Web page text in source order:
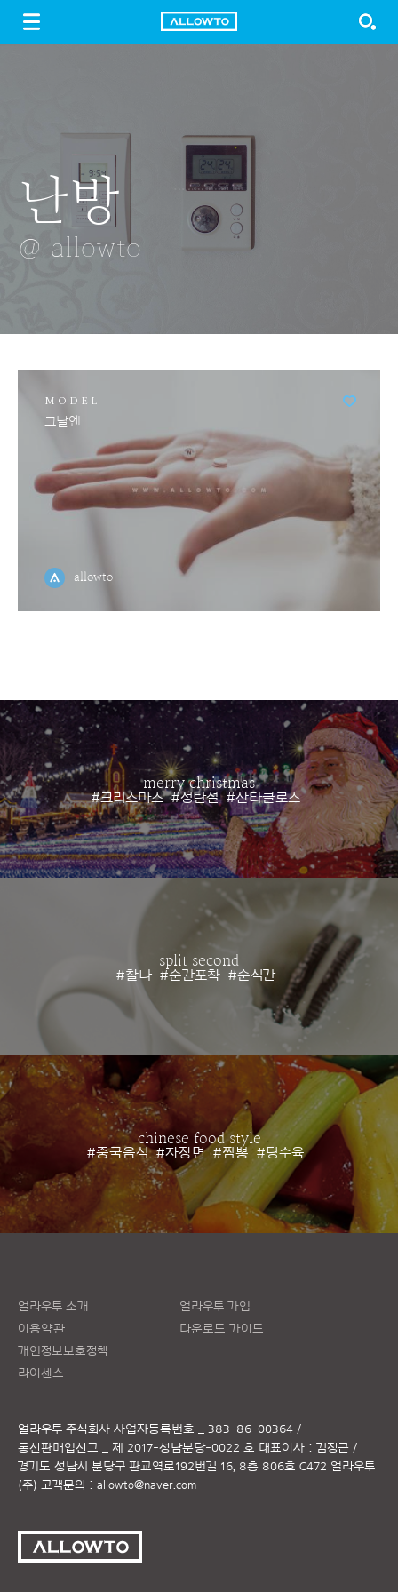
난방
@ allowto
코스모스
@ allowto
알프레드
그라프
조명
@ allowto
풍등
@ allowto
MODEL
그날엔
allowto
merry christmas
#크리스마스 #성탄절 #산타클로스
split second
#찰나 #순간포착 #순식간
chinese food style
#중국음식 #자장면 #짬뽕 #탕수육
얼라우투 소개
이용약관
개인정보보호정책
라이센스
얼라우투 가입
다운로드 가이드
얼라우투 주식회사 사업자등록번호 _ 383-86-00364 /
통신판매업신고 _ 제 2017-성남분당-0022 호 대표이사 : 김정근 /
경기도 성남시 분당구 판교역로192번길 16, 8층 806호 C472 얼라우투
(주) 고객문의 : allowto@naver.com